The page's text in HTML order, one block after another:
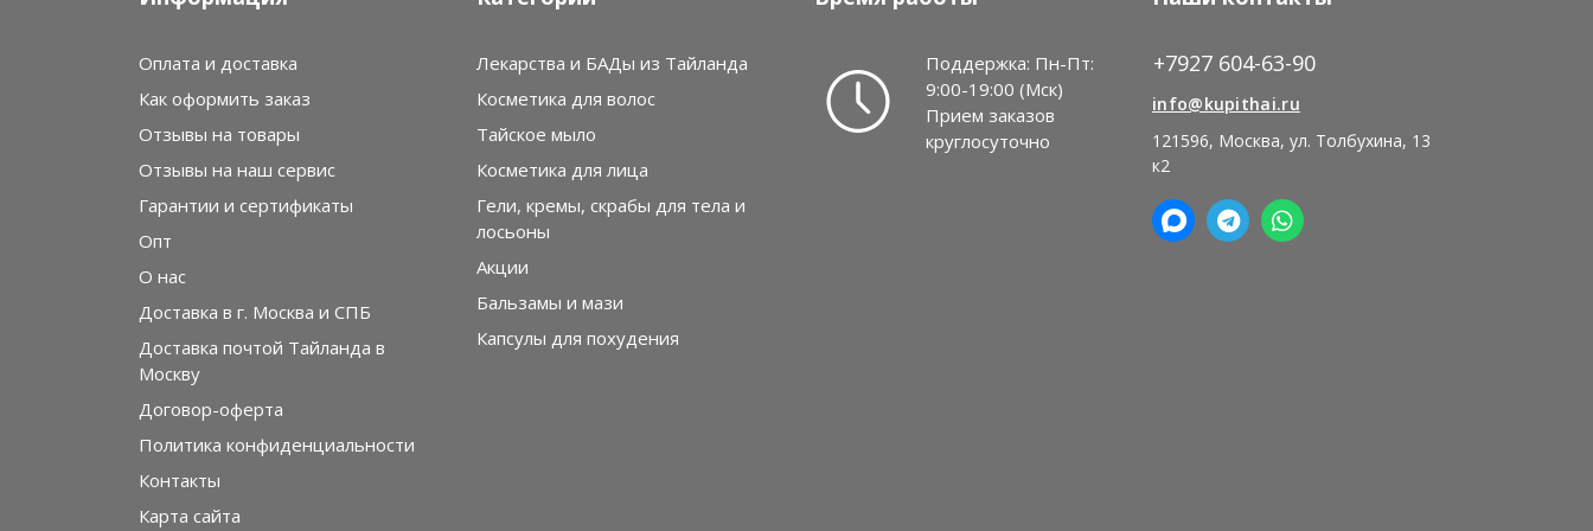
Оплата и доставка
Как оформить заказ
Отзывы на товары
Отзывы на наш сервис
Гарантии и сертификаты
Опт
О нас
Доставка в г. Москва и СПБ
Доставка почтой Тайланда в
Москву
Договор-оферта
Политика конфиденциальности
Контакты
Карта сайта
Лекарства и БАДы из Тайланда
Косметика для волос
Тайское мыло
Косметика для лица
Гели, кремы, скрабы для тела и
лосьоны
Акции
Бальзамы и мази
Капсулы для похудения
Поддержка: Пн-Пт:
9:00-19:00 (Мск)
Прием заказов
круглосуточно
+7927 604-63-90
info@kupithai.ru
121596, Москва, ул. Толбухина, 13
к2